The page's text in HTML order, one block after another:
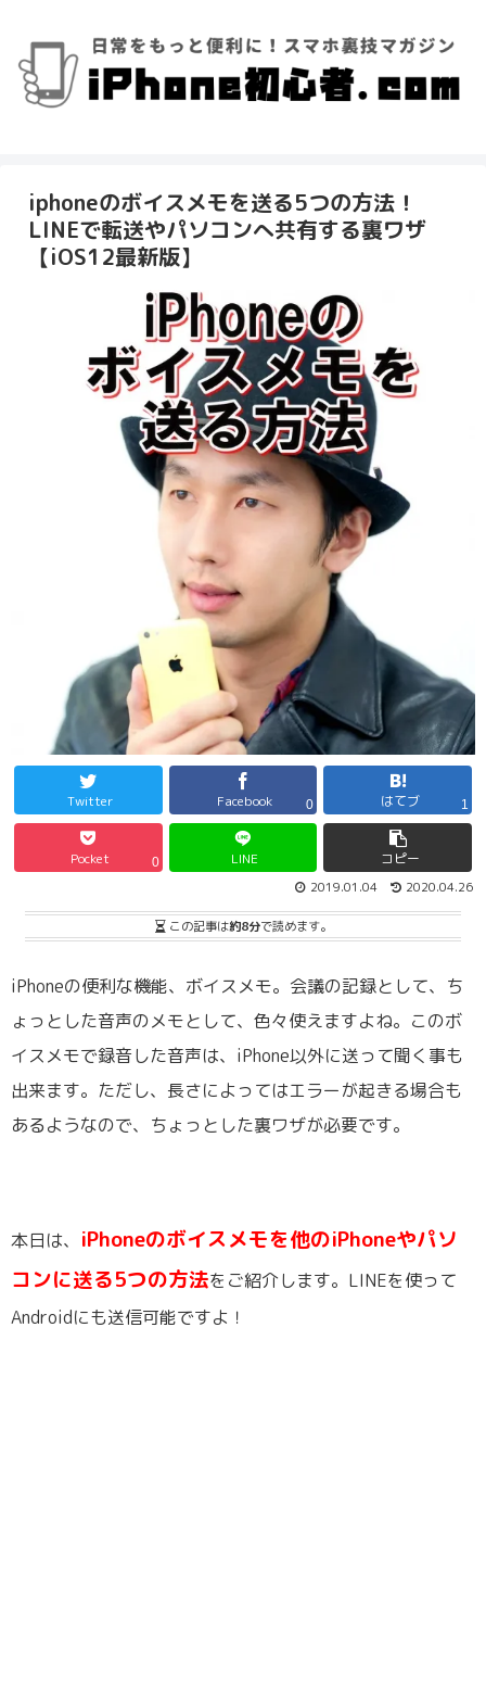
iphoneのボイスメモを送る5つの方法！
LINEで転送やパソコンへ共有する裏ワザ
【iOS12最新版】
Twitter Facebook 0 はてブ 1
Pocket 0 LINE コピー
2020.04.26
2019.01.04
この記事は約8分で読めます。
iPhoneの便利な機能、ボイスメモ。会議の記録として、ち
ょっとした音声のメモとして、色々使えますよね。このボ
イスメモで録音した音声は、iPhone以外に送って聞く事も
出来ます。ただし、長さによってはエラーが起きる場合も
あるようなので、ちょっとした裏ワザが必要です。
本日は、 iPhoneのボイスメモを他のiPhoneやパソ
コンに送る5つの方法をご紹介します。LINEを使って
Androidにも送信可能ですよ！